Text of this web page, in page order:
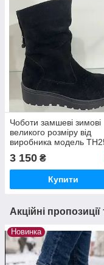
Чоботи замшеві зимові
великого розміру від
виробника модель
115Б
3 150 ₴
Купити
Акційні
Новинка